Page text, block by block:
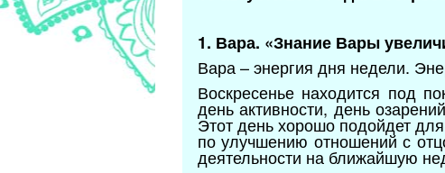
1. Вара. «Знание Вары
Вара – энергия дня недели.
Воскресенье находится под
день активности, день
Этот день хорошо подойдет
по улучшению отношений с
деятельности на ближайшую